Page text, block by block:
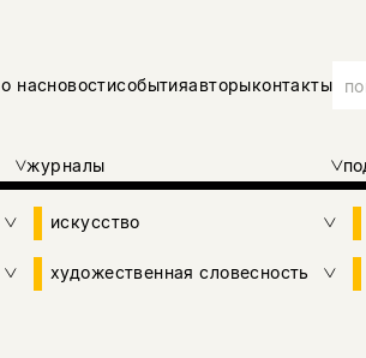
о насновостисобытияавторыконтакты
журналы
искусство
художественная словесность